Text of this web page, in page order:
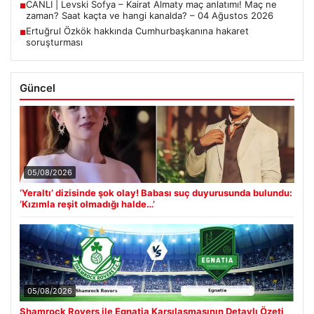
■CANLI | Levski Sofya – Kairat Almaty maç anlatımı! Maç ne
zaman? Saat kaçta ve hangi kanalda? – 04 Ağustos 2026
■Ertuğrul Özkök hakkında Cumhurbaşkanına hakaret
soruşturması
Güncel
05/08/2026
‘Yeraltı’ dizisinde şok olay! Babası suç duyurusunda bulundu:
‘Kızımla reşit olmadığı halde…’
05/08/2026
Shamrock Rovers ile Egnatia Karşılaşmasının Detaylı Özeti